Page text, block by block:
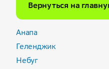
Вернуться на
Анапа
Геленджик
Небуг